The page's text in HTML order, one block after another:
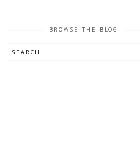
BROWSE THE BLOG